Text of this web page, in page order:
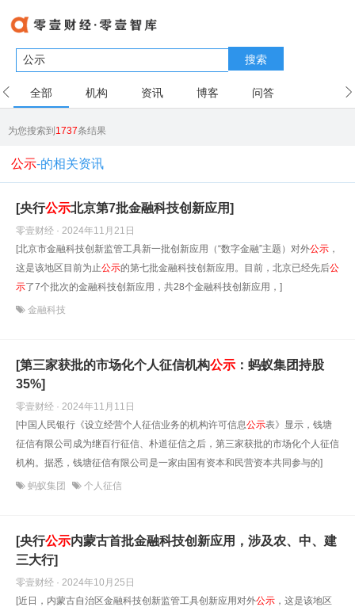
搜索
全部 机构 资讯 博客 问答
为您搜索到1737条结果
公示-的相关资讯
[央行公示北京第7批金融科技创新应用]
零壹财经 · 2024年11月21日
[北京市金融科技创新监管工具新一批创新应用（“数字金融”主题）对外公示 ，
这是该地区目前为止公示的第七批金融科技创新应用。目前，北京已经先后公
示了7个批次的金融科技创新应用，共28个金融科技创新应用，]
金融科技
[第三家获批的市场化个人征信机构公示 ：蚂蚁集团持股
35%]
零壹财经 · 2024年11月11日
[中国人民银行《设立经营个人征信业务的机构许可信息公示表》显示，钱塘
征信有限公司成为继百行征信、朴道征信之后，第三家获批的市场化个人征信
机构。据悉，钱塘征信有限公司是一家由国有资本和民营资本共同参与的]
蚂蚁集团 个人征信
[央行公示内蒙古首批金融科技创新应用，涉及农、中、建
三大行]
零壹财经 · 2024年10月25日
[近日，内蒙古自治区金融科技创新监管工具创新应用对外公示 ，这是该地区